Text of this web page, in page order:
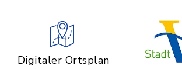
Digitaler Ortsplan